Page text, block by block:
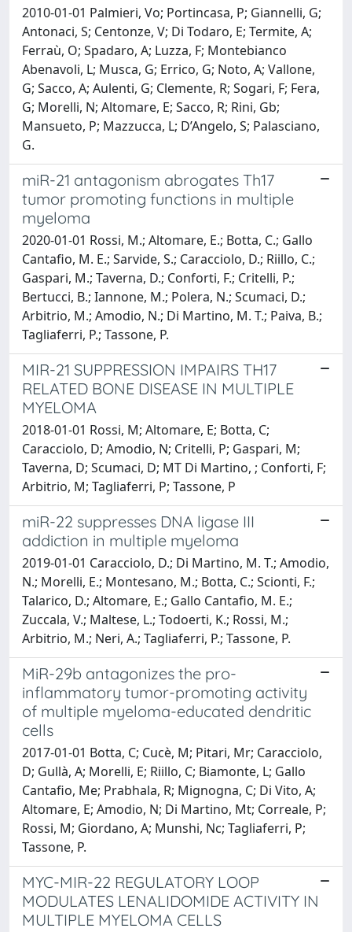
2010-01-01 Palmieri, Vo; Portincasa, P; Giannelli, G;
Antonaci, S; Centonze, V; Di Todaro, E; Termite, A;
Ferraù, O; Spadaro, A; Luzza, F; Montebianco
Abenavoli, L; Musca, G; Errico, G; Noto, A; Vallone,
G; Sacco, A; Aulenti, G; Clemente, R; Sogari, F; Fera,
G; Morelli, N; Altomare, E; Sacco, R; Rini, Gb;
Mansueto, P; Mazzucca, L; D’Angelo, S; Palasciano,
G.
miR-21 antagonism abrogates Th17
tumor promoting functions in multiple
myeloma
2020-01-01 Rossi, M.; Altomare, E.; Botta, C.; Gallo
Cantafio, M. E.; Sarvide, S.; Caracciolo, D.; Riillo, C.;
Gaspari, M.; Taverna, D.; Conforti, F.; Critelli, P.;
Bertucci, B.; Iannone, M.; Polera, N.; Scumaci, D.;
Arbitrio, M.; Amodio, N.; Di Martino, M. T.; Paiva, B.;
Tagliaferri, P.; Tassone, P.
MIR-21 SUPPRESSION IMPAIRS TH17
RELATED BONE DISEASE IN MULTIPLE
MYELOMA
2018-01-01 Rossi, M; Altomare, E; Botta, C;
Caracciolo, D; Amodio, N; Critelli, P; Gaspari, M;
Taverna, D; Scumaci, D; MT Di Martino, ; Conforti, F;
Arbitrio, M; Tagliaferri, P; Tassone, P
miR-22 suppresses DNA ligase III
addiction in multiple myeloma
2019-01-01 Caracciolo, D.; Di Martino, M. T.; Amodio,
N.; Morelli, E.; Montesano, M.; Botta, C.; Scionti, F.;
Talarico, D.; Altomare, E.; Gallo Cantafio, M. E.;
Zuccala, V.; Maltese, L.; Todoerti, K.; Rossi, M.;
Arbitrio, M.; Neri, A.; Tagliaferri, P.; Tassone, P.
MiR-29b antagonizes the pro-
inflammatory tumor-promoting activity
of multiple myeloma-educated dendritic
cells
2017-01-01 Botta, C; Cucè, M; Pitari, Mr; Caracciolo,
D; Gullà, A; Morelli, E; Riillo, C; Biamonte, L; Gallo
Cantafio, Me; Prabhala, R; Mignogna, C; Di Vito, A;
Altomare, E; Amodio, N; Di Martino, Mt; Correale, P;
Rossi, M; Giordano, A; Munshi, Nc; Tagliaferri, P;
Tassone, P.
MYC-MIR-22 REGULATORY LOOP
MODULATES LENALIDOMIDE ACTIVITY IN
MULTIPLE MYELOMA CELLS